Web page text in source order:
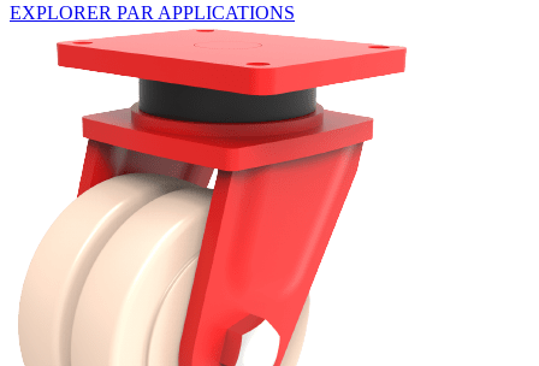
EXPLORER PAR APPLICATIONS